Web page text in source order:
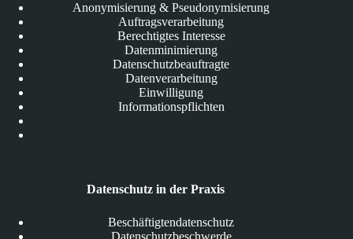
Anonymisierung & Pseudonymisierung
Auftragsverarbeitung
Berechtigtes Interesse
Datenminimierung
Datenschutzbeauftragte
Datenverarbeitung
Einwilligung
Informationspflichten
Datenschutz in der Praxis
Beschäftigtendatenschutz
Datenschutzbeschwerde